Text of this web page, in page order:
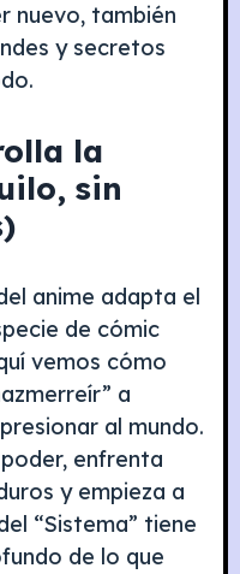
nuevo, también
y secretos
la
sin
anime adapta el
de cómic
vemos cómo
a
al mundo.
enfrenta
y empieza a
“Sistema” tiene
de lo que